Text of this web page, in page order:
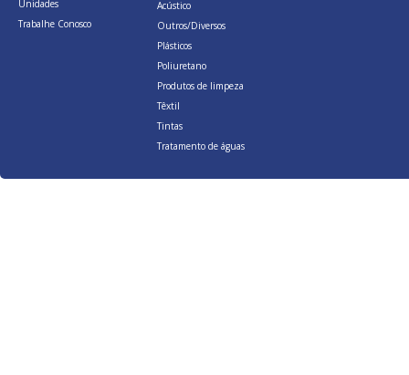
Unidades
Trabalhe Conosco
Acústico
Outros/Diversos
Plásticos
Poliuretano
Produtos de limpeza
Têxtil
Tintas
Tratamento de águas